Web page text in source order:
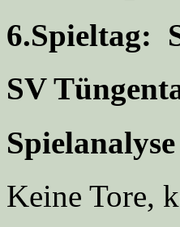
6.Spieltag:
SV
Spielanalyse
Keine Tore,